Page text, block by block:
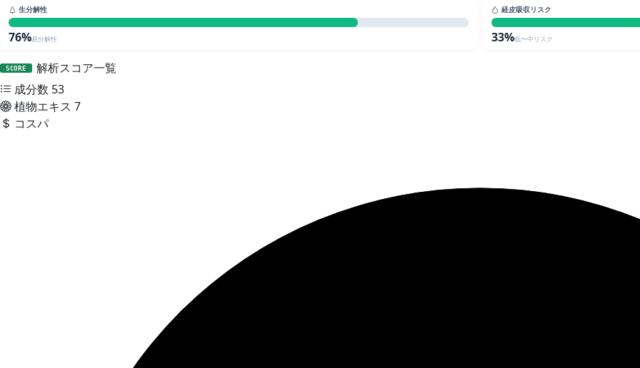
生分解性
76%易分解性
経皮吸収リスク
33%低〜中リスク
SCORE
解析スコア一覧
成分数 53
植物エキス 7
コスパ